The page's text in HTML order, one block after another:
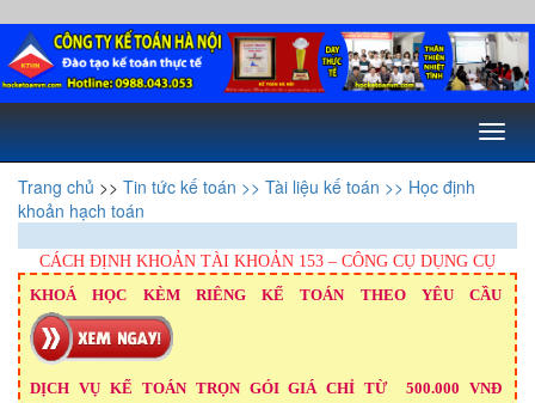
Toggle
Trang chủ >> Tin tức kế toán >> Tài liệu kế toán >> Học định
khoản hạch toán
CÁCH ĐỊNH KHOẢN TÀI KHOẢN 153 – CÔNG CỤ DỤNG CỤ
KHOÁ HỌC KÈM RIÊNG KẾ TOÁN THEO YÊU CẦU
DỊCH VỤ KẾ TOÁN TRỌN GÓI GIÁ CHỈ TỪ 500.000 VNĐ